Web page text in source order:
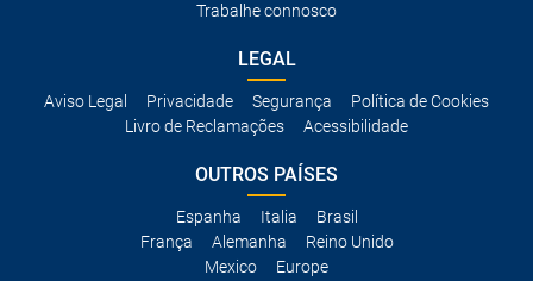
Trabalhe connosco
LEGAL
Aviso Legal Privacidade Segurança
Política de Cookies
Livro de Reclamações
Acessibilidade
OUTROS PAÍSES
Espanha Italia
Brasil
França
Alemanha
Reino Unido
Mexico
Europe